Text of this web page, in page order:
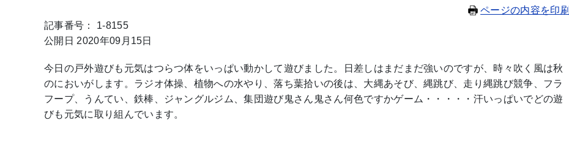
ページの内容を印刷
記事番号： 1-8155
公開日 2020年09月15日
今日の戸外遊びも元気はつらつ体をいっぱい動かして遊びました。日差しはまだまだ強いのですが、時々吹く風は秋
のにおいがします。ラジオ体操、植物への水やり、落ち葉拾いの後は、大縄あそび、縄跳び、走り縄跳び競争、フラ
フープ、うんてい、鉄棒、ジャングルジム、集団遊び鬼さん鬼さん何色ですかゲーム・・・・・汗いっぱいでどの遊
びも元気に取り組んでいます。